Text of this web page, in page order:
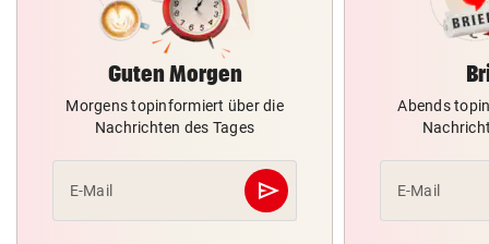
Guten Morgen
Morgens topinformiert über die
Nachrichten des Tages
E-Mail send
Abschicken
Abends
E-Mail